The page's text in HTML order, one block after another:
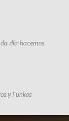
día hacemos
y Funkos